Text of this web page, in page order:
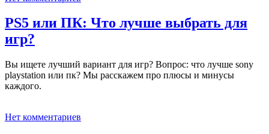
PS5 или ПК: Что лучше выбрать для
игр?
Вы ищете лучший вариант для игр? Вопрос: что лучше sony
playstation или пк? Мы расскажем про плюсы и минусы
каждого.
Нет комментариев